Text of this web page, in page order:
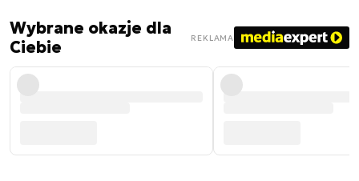
Wybrane okazje dla
Ciebie
REKLAMA